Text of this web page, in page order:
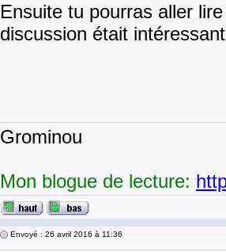
Ensuite tu pourras aller
discussion était
Grominou
Mon blogue de lecture:
Envoyé : 26 avril 2016 à 11:36